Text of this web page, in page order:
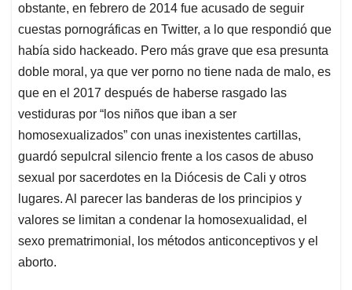
obstante, en febrero de 2014 fue acusado de seguir
cuestas pornográficas en Twitter, a lo que respondió que
había sido hackeado. Pero más grave que esa presunta
doble moral, ya que ver porno no tiene nada de malo, es
que en el 2017 después de haberse rasgado las
vestiduras por “los niños que iban a ser
homosexualizados” con unas inexistentes cartillas,
guardó sepulcral silencio frente a los casos de abuso
sexual por sacerdotes en la Diócesis de Cali y otros
lugares. Al parecer las banderas de los principios y
valores se limitan a condenar la homosexualidad, el
sexo prematrimonial, los métodos anticonceptivos y el
aborto.